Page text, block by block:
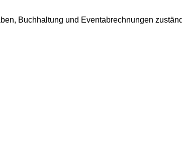
Buchhaltung und Eventabrechnungen